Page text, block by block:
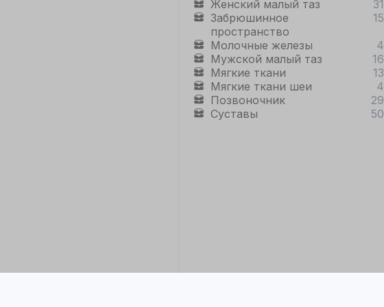
Женский малый таз
31
Забрюшинное
пространство
15
Молочные железы
4
Мужской малый таз
16
Мягкие ткани
13
Мягкие ткани шеи
4
Позвоночник
29
Суставы
50